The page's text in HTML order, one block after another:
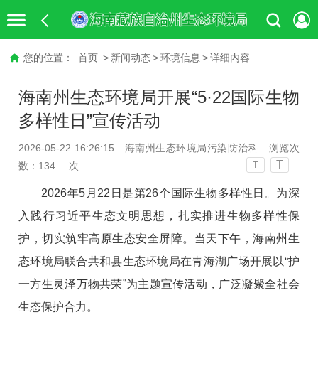
您的位置： 首页 > 新闻动态 > 环境信息 > 详细内容
海南州生态环境局开展“5·22国际生物
多样性日”宣传活动
2026-05-22 16:26:15 海南州生态环境局污染防治科
浏览次
数： 134 次 T T
2026年5月22日是第26个国际生物多样性日。 为深
入践行习近平生态文明思想，扎实推进生物多样性保
护，切实筑牢高原生态安全屏障。 当天下午 ，海南州生
态环境局联合共和县生态环境局在青海湖广场开展以“护
一方生灵泽万物共荣”为主题宣传活动，广泛凝聚全社会
生态保护合力。